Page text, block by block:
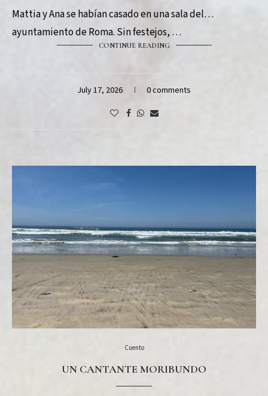
Mattia y Ana se habían casado en una sala del
ayuntamiento de Roma. Sin festejos, …
CONTINUE READING
July 17, 2026 0 comments
Cuento
UN CANTANTE MORIBUNDO